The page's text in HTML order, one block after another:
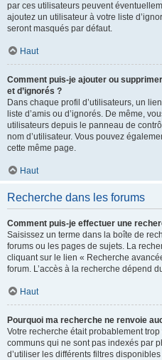
par ces utilisateurs peuvent
ajoutez un utilisateur à votre liste
seront masqués par défaut.
Haut
Comment puis-je ajouter ou
et d’ignorés ?
Dans chaque profil d’utilisateurs, un
liste d’amis ou d’ignorés. De même,
utilisateurs depuis le panneau de
nom d’utilisateur. Vous pouvez
cette même page.
Haut
Recherche dans les forums
Comment puis-je effectuer une
Saisissez un terme dans la boîte de
forums ou les pages de sujets. La
cliquant sur le lien « Recherche
forum. L’accès à la recherche dépend
Haut
Pourquoi ma recherche ne renvoie
Votre recherche était probablement
communs qui ne sont pas indexés par
d’utiliser les différents filtres